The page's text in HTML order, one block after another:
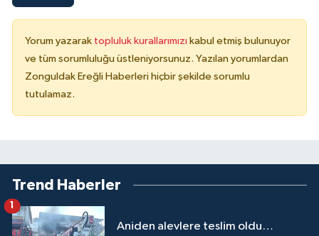
Yorum yazarak topluluk kurallarımızı kabul etmiş bulunuyor
ve tüm sorumluluğu üstleniyorsunuz. Yazılan yorumlardan
Zonguldak Ereğli Haberleri hiçbir şekilde sorumlu
tutulamaz.
Trend Haberler
Aniden alevlere teslim oldu…
1